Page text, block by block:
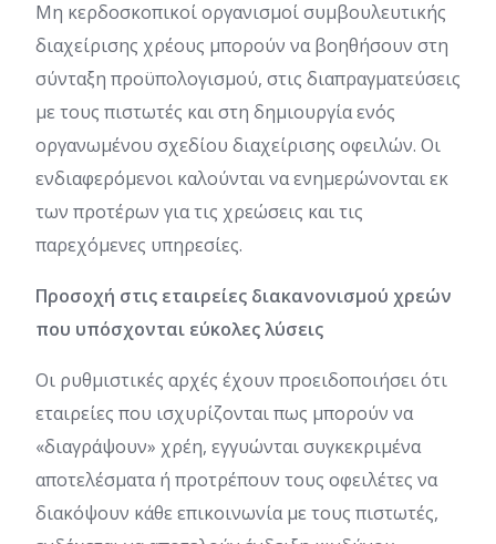
Μη κερδοσκοπικοί οργανισμοί συμβουλευτικής
διαχείρισης χρέους μπορούν να βοηθήσουν στη
σύνταξη προϋπολογισμού, στις διαπραγματεύσεις
με τους πιστωτές και στη δημιουργία ενός
οργανωμένου σχεδίου διαχείρισης οφειλών. Οι
ενδιαφερόμενοι καλούνται να ενημερώνονται εκ
των προτέρων για τις χρεώσεις και τις
παρεχόμενες υπηρεσίες.
Προσοχή στις εταιρείες διακανονισμού χρεών
που υπόσχονται εύκολες λύσεις
Οι ρυθμιστικές αρχές έχουν προειδοποιήσει ότι
εταιρείες που ισχυρίζονται πως μπορούν να
«διαγράψουν» χρέη, εγγυώνται συγκεκριμένα
αποτελέσματα ή προτρέπουν τους οφειλέτες να
διακόψουν κάθε επικοινωνία με τους πιστωτές,